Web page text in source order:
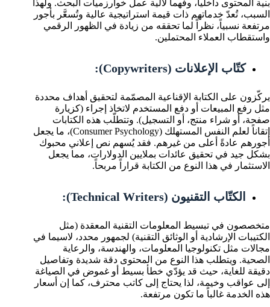
بنية المحتوى داخلياً، وفهماً لآلية عمل خوارزميات البحث. ولهذا
السبب، تُعدّ خدماتهم ذات قيمة استراتيجية عالية وتُسعَّر بأجور
مرتفعة نسبياً، نظراً لما تحققه من زيادة في الظهور الرقمي
واستقطاب العملاء المحتملين.
كتّاب الإعلانات (Copywriters):
يركّزون على الكتابة الإقناعية المصمّمة لتحقيق أهداف محددة
مثل رفع المبيعات أو دفع المستخدم لاتخاذ إجراء (كزيارة
صفحة، أو شراء منتج، أو التسجيل). وتتطلّب هذه الكتابات
إتقاناً لعلم النفس المستهلك (Consumer Psychology)، ما يجعل
أجورهم عادةً أعلى من غيرهم. فقد يُسهم نص إعلاني محبوك
بشكل جيد في تحقيق عائدات بملايين الدولارات، مما يجعل
الاستثمار في هذا النوع من الكتابة قراراً مربحاً.
الكتّاب التقنيون (Technical Writers):
متخصصون في تبسيط المعلومات التقنية المعقدة (مثل
الكتيبات الإرشادية أو الوثائق التقنية) لجمهور محدد، لاسيما في
مجالات مثل تكنولوجيا المعلومات، والهندسة، والرعاية
الصحية. ويتطلب هذا النوع من المحتوى دقة شديدة وتفاصيل
دقيقة للغاية، حيث قد يؤدّي خطأ بسيط أو غموض في الصياغة
إلى عواقب وخيمة، لذا يحتاج إلى كاتب محترف، كما إن أسعار
هذه الخدمة غالباً ما تكون مرتفعة.